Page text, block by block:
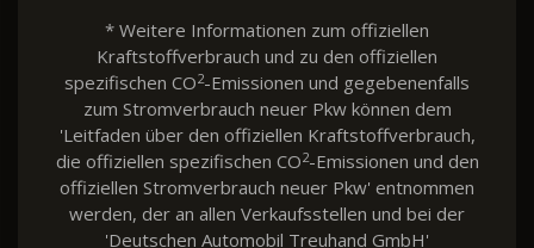
* Weitere Informationen zum offiziellen
Kraftstoffverbrauch und zu den offiziellen
spezifischen CO2-Emissionen und gegebenenfalls
zum Stromverbrauch neuer Pkw können dem
'Leitfaden über den offiziellen Kraftstoffverbrauch,
die offiziellen spezifischen CO2-Emissionen und den
offiziellen Stromverbrauch neuer Pkw' entnommen
werden, der an allen Verkaufsstellen und bei der
'Deutschen Automobil Treuhand GmbH'